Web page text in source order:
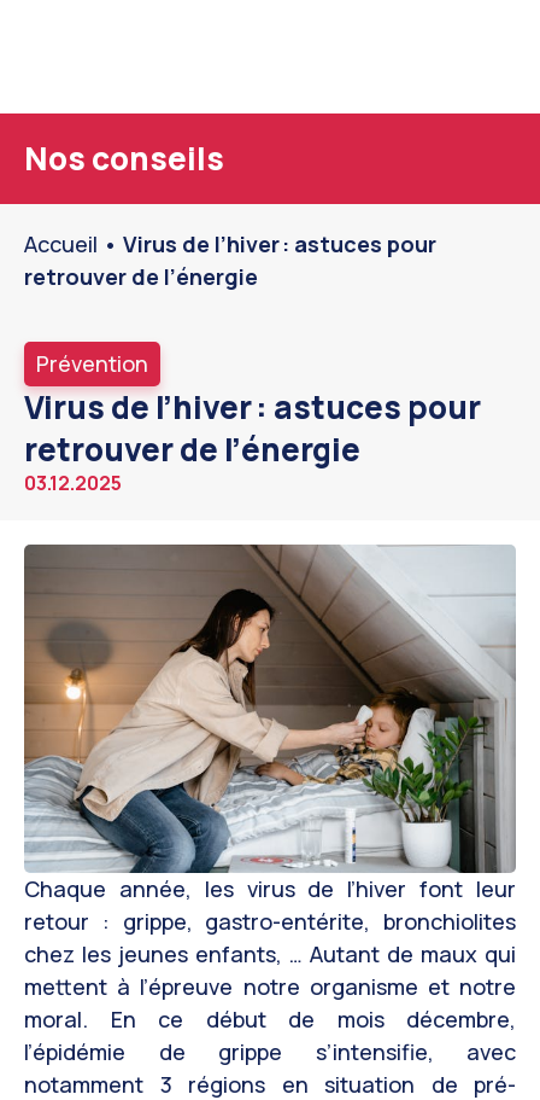
Nos conseils
Accueil • Virus de l’hiver : astuces pour
retrouver de l’énergie
Prévention
Virus de l’hiver : astuces pour
retrouver de l’énergie
03.12.2025
Chaque année, les virus de l’hiver font leur
retour : grippe, gastro-entérite, bronchiolites
chez les jeunes enfants, … Autant de maux qui
mettent à l’épreuve notre organisme et notre
moral. En ce début de mois décembre,
l’épidémie de grippe s’intensifie, avec
notamment 3 régions en situation de pré-